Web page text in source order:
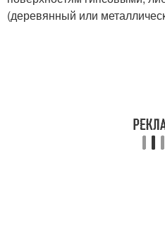
(деревянный или